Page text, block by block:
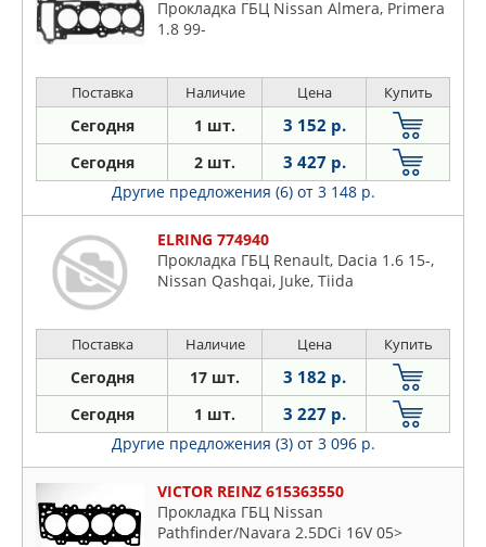
Прокладка ГБЦ Nissan Almera, Primera
1.8 99-
Поставка Наличие Цена Купить
Сегодня 1 шт. 3 152 р.
Сегодня 2 шт. 3 427 р.
Другие предложения (6) от 3 148 р.
ELRING 774940
Прокладка ГБЦ Renault, Dacia 1.6 15-,
Nissan Qashqai, Juke, Tiida
Поставка Наличие Цена Купить
Сегодня 17 шт. 3 182 р.
Сегодня 1 шт. 3 227 р.
Другие предложения (3) от 3 096 р.
VICTOR REINZ 615363550
Прокладка ГБЦ Nissan
Pathfinder/Navara 2.5DCi 16V 05>